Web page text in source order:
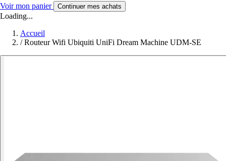
Voir mon panier Continuer mes achats
Loading...
Accueil
/ Routeur Wifi Ubiquiti UniFi Dream Machine UDM-SE